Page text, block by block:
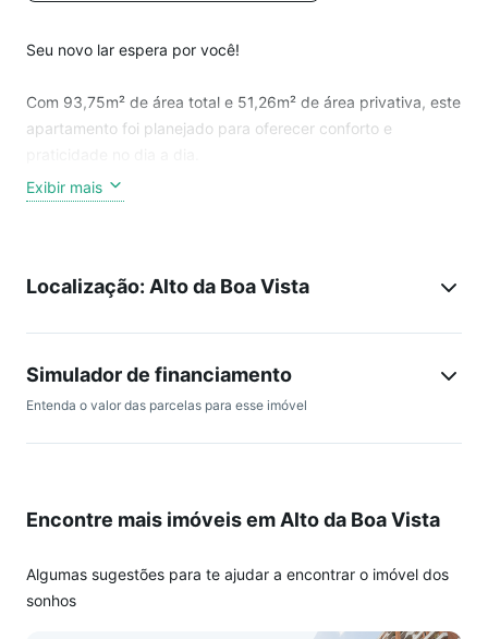
Seu novo lar espera por você!
Com 93,75m² de área total e 51,26m² de área privativa, este
apartamento foi planejado para oferecer conforto e
Diferenciais do imóvel:
privacidade
01 banheiro moderno e funcional
relaxamento
Além disso, você vai contar com a estrutura de um
qualidade de vida para toda a família.
Exibir mais
Localização: Alto da Boa Vista
Simulador de financiamento
Entenda o valor das parcelas para esse imóvel
Encontre mais imóveis em Alto da Boa Vista
Algumas sugestões para te ajudar a encontrar o imóvel dos
sonhos